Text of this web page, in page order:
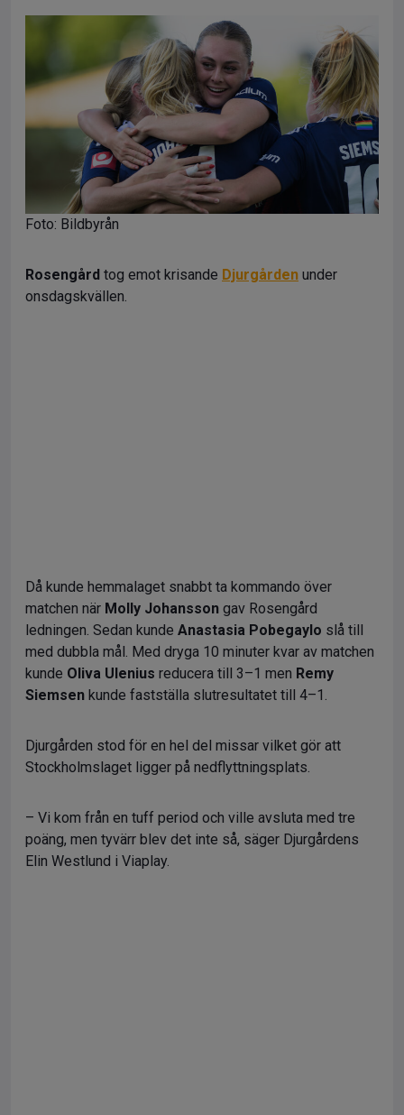
Foto: Bildbyrån
Rosengård tog emot krisande Djurgården under
onsdagskvällen.
Då kunde hemmalaget snabbt ta kommando över
matchen när Molly Johansson gav Rosengård
ledningen. Sedan kunde Anastasia Pobegaylo slå till
med dubbla mål. Med dryga 10 minuter kvar av matchen
kunde Oliva Ulenius reducera till 3–1 men Remy
Siemsen kunde fastställa slutresultatet till 4–1.
Djurgården stod för en hel del missar vilket gör att
Stockholmslaget ligger på nedflyttningsplats.
– Vi kom från en tuff period och ville avsluta med tre
poäng, men tyvärr blev det inte så, säger Djurgårdens
Elin Westlund i Viaplay.